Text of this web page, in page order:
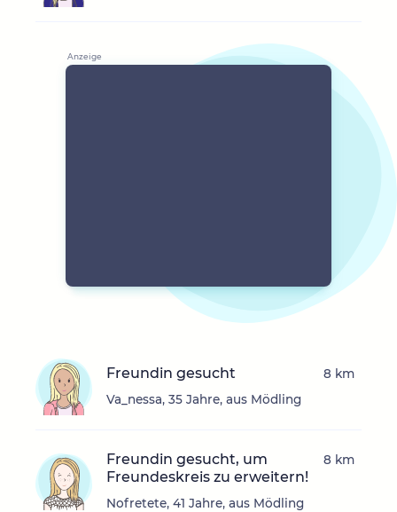
Freundin gesucht
Va_nessa, 35 Jahre, aus Mödling
8 km
Freundin gesucht, um
Freundeskreis zu erweitern!
Nofretete, 41 Jahre, aus Mödling
8 km